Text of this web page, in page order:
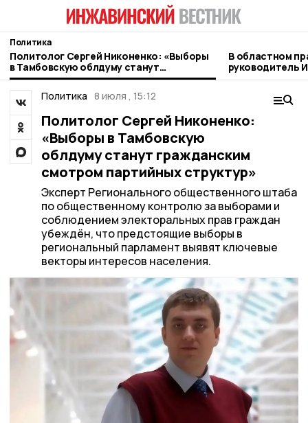
Политика
Политолог Сергей Никоненко: «Выборы
в Тамбовскую облдуму станут
гражданским смотром партийных
структур»
В областном
руководитель
рассказал о
Политика 8 июля , 15:12
Политолог Сергей Никоненко:
«Выборы в Тамбовскую
облдуму станут гражданским
смотром партийных структур»
Эксперт Регионального общественного штаба
по общественному контролю за выборами и
соблюдением электоральных прав граждан
убеждён, что предстоящие выборы в
региональный парламент выявят ключевые
векторы интересов населения.